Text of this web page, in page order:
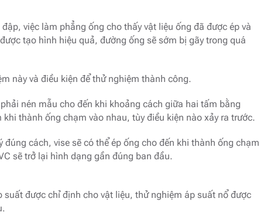
việc làm phẳng ống cho thấy vật liệu ống đã được ép và
tạo hình hiệu quả, đường ống sẽ sớm bị gãy trong quá
này và điều kiện để thử nghiệm thành công.
nén mẫu cho đến khi khoảng cách giữa hai tấm bằng
thành ống chạm vào nhau, tùy điều kiện nào xảy ra trước.
cách, vise sẽ có thể ép ống cho đến khi thành ống chạm
sẽ trở lại hình dạng gần đúng ban đầu.
được chỉ định cho vật liệu, thử nghiệm áp suất nổ được